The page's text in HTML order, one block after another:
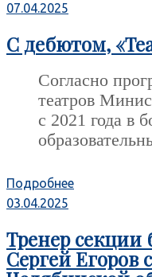
07.04.2025
С дебютом,
Согласно
театров
с 2021 года в
Подробнее
03.04.2025
Тренер
Сергей Егоров